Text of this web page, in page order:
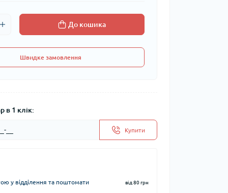
До кошика
Швидке замовлення
в 1 клік:
Купити
у відділення та поштомати від 80 грн